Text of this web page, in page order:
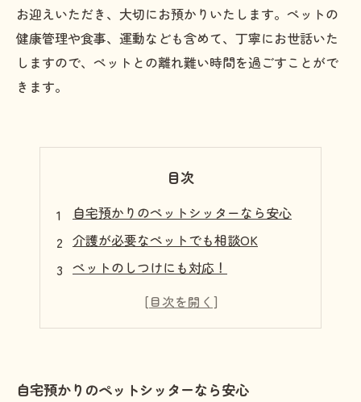
お迎えいただき、大切にお預かりいたします。ペットの
健康管理や食事、運動なども含めて、丁寧にお世話いた
しますので、ペットとの離れ難い時間を過ごすことがで
きます。
目次
自宅預かりのペットシッターなら安心
介護が必要なペットでも相談OK
ペットのしつけにも対応！
留守中のペットも安心して任せられる
自宅預かりのペットシッターなら安心